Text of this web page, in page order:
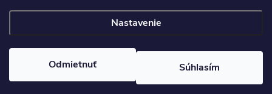
Nastavenie
Odmietnuť Súhlasím
nastavenie cookies